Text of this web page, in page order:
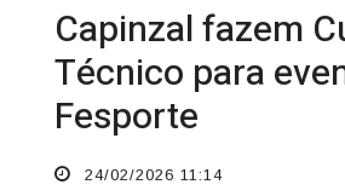
O TEMPO JORNAL DE FATO
Professores do
Capinzal fazem
Técnico para